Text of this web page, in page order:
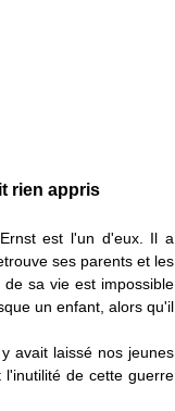
rien appris
est l'un d'eux. Il a
ses parents et les
sa vie est impossible
un enfant, alors qu'il
y avait laissé nos jeunes
de cette guerre